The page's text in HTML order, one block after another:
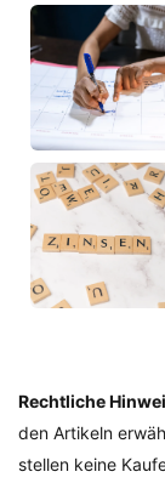
Rechtliche
den Artikeln
stellen keine